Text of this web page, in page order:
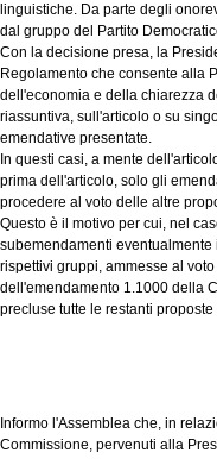
linguistiche. Da parte degli
dal gruppo del Partito
Con la decisione presa, la
Regolamento che consente alla
dell'economia e della chiarezza
riassuntiva, sull'articolo o su
emendative presentate.
In questi casi, a mente
prima dell'articolo, solo gli
procedere al voto delle altre
Questo è il motivo per cui, nel
subemendamenti
rispettivi gruppi, ammesse al
dell'emendamento 1.1000 della
precluse tutte le restanti
Informo l'Assemblea che, in
Commissione, pervenuti alla